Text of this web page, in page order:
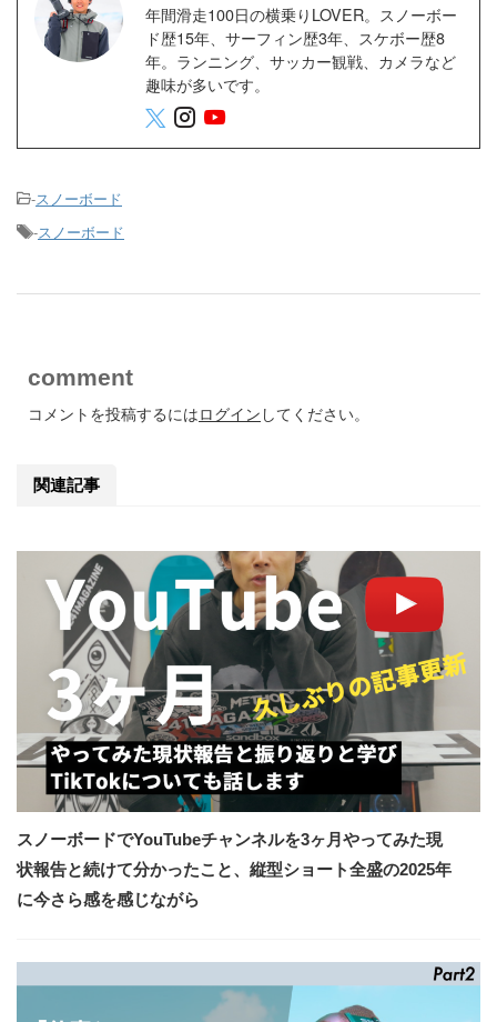
年間滑走100日の横乗りLOVER。スノーボー
ド歴15年、サーフィン歴3年、スケボー歴8
年。ランニング、サッカー観戦、カメラなど
趣味が多いです。
-スノーボード
-スノーボード
comment
コメントを投稿するにはログイン してください。
関連記事
スノーボードでYouTubeチャンネルを3ヶ月やってみた現
状報告と続けて分かったこと、縦型ショート全盛の2025年
に今さら感を感じながら